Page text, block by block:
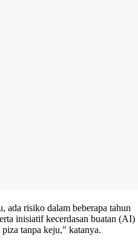
ada risiko dalam beberapa tahun
inisiatif kecerdasan buatan (AI)
tanpa keju," katanya.